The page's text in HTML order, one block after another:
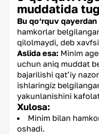
muddatida
Bu qo‘rquv
hamkorlar
qilolmaydi, deb
Aslida esa: Minim
uchun aniq muddat
bajarilishi qat’iy
ishlaringiz
yakunlanishini
Xulosa:
Minim bilan
oshadi.